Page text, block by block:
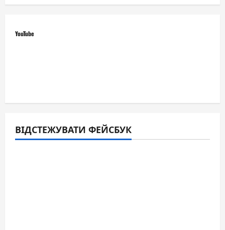
YouTube
ВІДСТЕЖУВАТИ ФЕЙСБУК